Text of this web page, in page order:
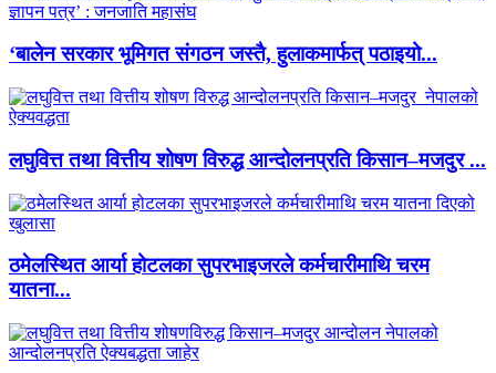
‘बालेन सरकार भूमिगत संगठन जस्तै, हुलाकमार्फत् पठाइयो...
लघुवित्त तथा वित्तीय शोषण विरुद्ध आन्दोलनप्रति किसान–मजदुर ...
ठमेलस्थित आर्या होटलका सुपरभाइजरले कर्मचारीमाथि चरम
यातना...